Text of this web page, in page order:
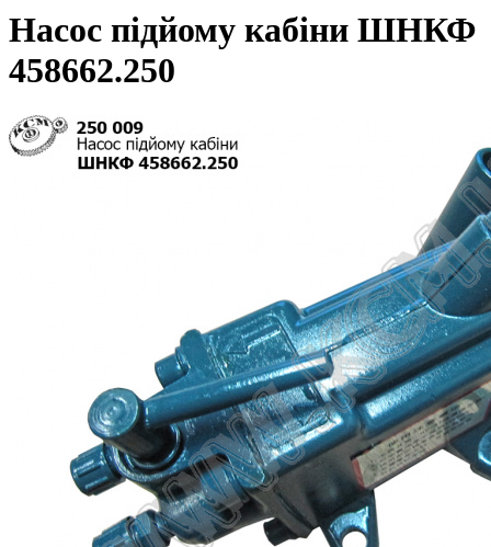
Насос підйому кабіни ШНКФ
458662.250